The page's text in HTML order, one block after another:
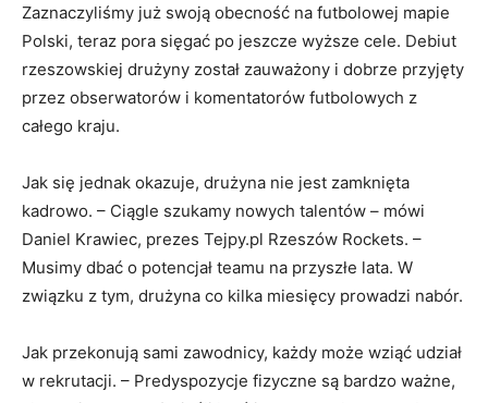
Zaznaczyliśmy już swoją obecność na futbolowej mapie
Polski, teraz pora sięgać po jeszcze wyższe cele. Debiut
rzeszowskiej drużyny został zauważony i dobrze przyjęty
przez obserwatorów i komentatorów futbolowych z
całego kraju.
Jak się jednak okazuje, drużyna nie jest zamknięta
kadrowo. – Ciągle szukamy nowych talentów – mówi
Daniel Krawiec, prezes Tejpy.pl Rzeszów Rockets. –
Musimy dbać o potencjał teamu na przyszłe lata. W
związku z tym, drużyna co kilka miesięcy prowadzi nabór.
Jak przekonują sami zawodnicy, każdy może wziąć udział
w rekrutacji. – Predyspozycje fizyczne są bardzo ważne,